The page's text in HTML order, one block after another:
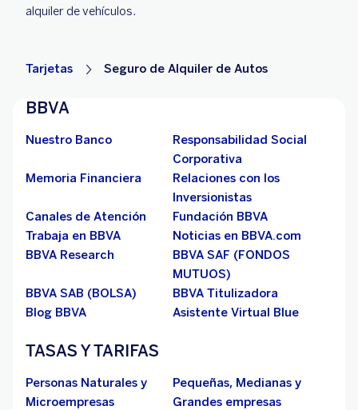
alquiler de vehículos.
Tarjetas Seguro de Alquiler de Autos
BBVA
Nuestro Banco
Responsabilidad Social
Corporativa
Memoria Financiera
Relaciones con los
Inversionistas
Canales de Atención
Fundación BBVA
Trabaja en BBVA
Noticias en BBVA.com
BBVA Research
BBVA SAF (FONDOS
MUTUOS)
BBVA SAB (BOLSA)
BBVA Titulizadora
Blog BBVA
Asistente Virtual Blue
TASAS Y TARIFAS
Personas Naturales y
Microempresas
Pequeñas, Medianas y
Grandes empresas